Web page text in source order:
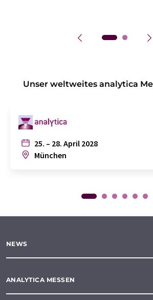
Unser weltweites analytica
25. – 28. April 2028
München
NEWS
ANALYTICA MESSEN